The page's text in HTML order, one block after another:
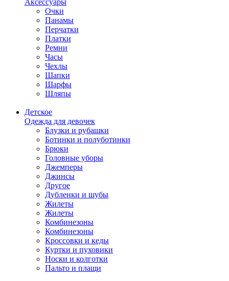
Очки
Панамы
Перчатки
Платки
Ремни
Часы
Чехлы
Шапки
Шарфы
Шляпы
Детское
Одежда для девочек
Блузки и рубашки
Ботинки и полуботинки
Брюки
Головные уборы
Джемперы
Джинсы
Другое
Дубленки и шубы
Жилеты
Жилеты
Комбинезоны
Комбинезоны
Кроссовки и кеды
Куртки и пуховики
Носки и колготки
Пальто и плащи